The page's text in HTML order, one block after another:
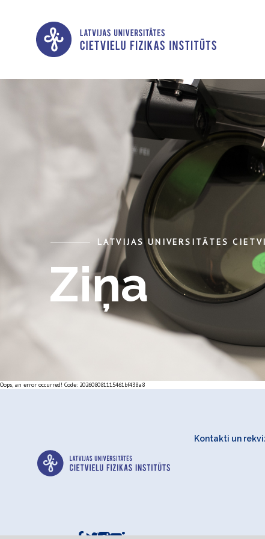
LATVIJAS UNIVERSITĀTES
Ziņa
Oops, an error occurred! Code: 202608081115461bf438a8
Kontakti un